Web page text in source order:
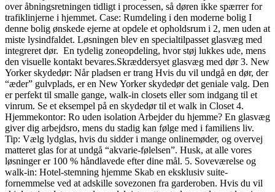
over åbningsretningen tidligt i processen, så døren ikke spærrer for
trafiklinjerne i hjemmet. Case: Rumdeling i den moderne bolig I
denne bolig ønskede ejerne at opdele et opholdsrum i 2, men uden at
miste lysindfaldet. Løsningen blev en specialtilpasset glasvæg med
integreret dør. En tydelig zoneopdeling, hvor støj lukkes ude, mens
den visuelle kontakt bevares.Skræddersyet glasvæg med dør 3. New
Yorker skydedør: Når pladsen er trang Hvis du vil undgå en dør, der
“æder” gulvplads, er en New Yorker skydedør det geniale valg. Den
er perfekt til smalle gange, walk-in closets eller som indgang til et
vinrum. Se et eksempel på en skydedør til et walk in Closet 4.
Hjemmekontor: Ro uden isolation Arbejder du hjemme? En glasvæg
giver dig arbejdsro, mens du stadig kan følge med i familiens liv.
Tip: Vælg lydglas, hvis du sidder i mange onlinemøder, og overvej
matteret glas for at undgå “akvarie-følelsen”. Husk, at alle vores
løsninger er 100 % håndlavede efter dine mål. 5. Soveværelse og
walk-in: Hotel-stemning hjemme Skab en eksklusiv suite-
fornemmelse ved at adskille sovezonen fra garderoben. Hvis du vil